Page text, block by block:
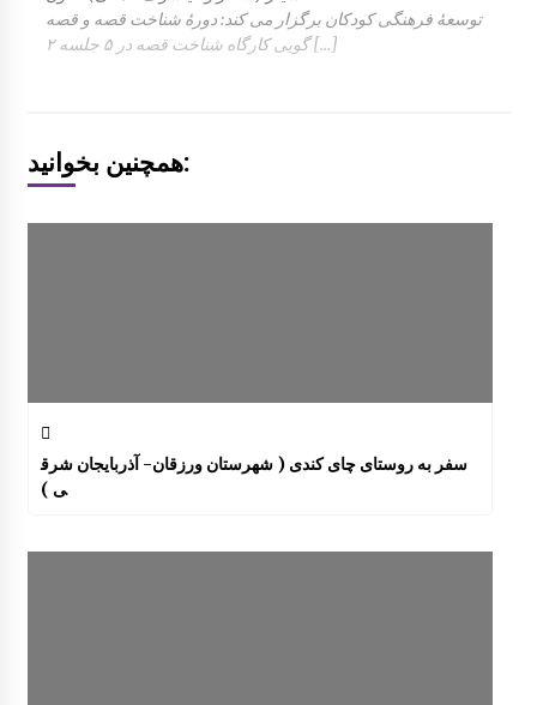
توسعۀ فرهنگی کودکان برگزار می کند: دورۀ شناخت قصه و قصه
گویی کارگاه شناخت قصه در ۵ جلسه ۲ […]
همچنین بخوانید:
سفر به روستای چای کندی ( شهرستان ورزقان- آذربایجان شرق
ی )